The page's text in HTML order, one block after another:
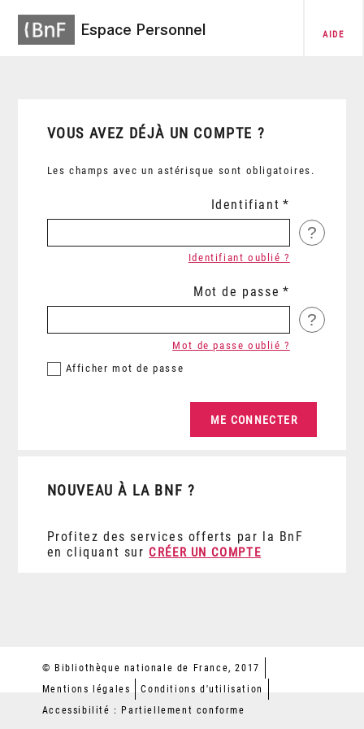
Espace Personnel AIDE
VOUS AVEZ DÉJÀ UN COMPTE ?
Les champs avec un astérisque sont obligatoires.
Identifiant
?
Identifiant oublié ?
Mot de passe
?
Afficher mot de passe
Mot de passe oublié ?
NOUVEAU À LA BNF ?
Profitez des services offerts par la BnF
en cliquant sur CRÉER UN COMPTE
© Bibliothèque nationale de France, 2017
Mentions légales
Conditions d'utilisation
Accessibilité : Partiellement conforme